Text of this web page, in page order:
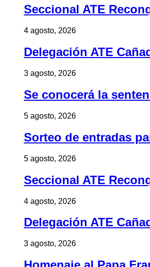
Seccional ATE
4 agosto, 2026
Delegación ATE
3 agosto, 2026
Se conocerá la
5 agosto, 2026
Sorteo de entradas
5 agosto, 2026
Seccional ATE
4 agosto, 2026
Delegación ATE
3 agosto, 2026